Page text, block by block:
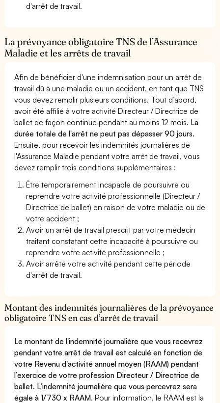
d'arrêt de travail.
La prévoyance obligatoire TNS de l’Assurance
Maladie et les arrêts de travail
Afin de bénéficier d'une indemnisation pour un arrêt de
travail dû à une maladie ou un accident, en tant que TNS
vous devez remplir plusieurs conditions. Tout d’abord,
avoir été affilié à votre activité Directeur / Directrice de
ballet de façon continue pendant au moins 12 mois. La
durée totale de l'arrêt ne peut pas dépasser 90 jours.
Ensuite, pour recevoir les indemnités journalières de
l'Assurance Maladie pendant votre arrêt de travail, vous
devez remplir trois conditions supplémentaires :
Être temporairement incapable de poursuivre ou
reprendre votre activité professionnelle (Directeur /
Directrice de ballet) en raison de votre maladie ou de
votre accident ;
Avoir un arrêt de travail prescrit par votre médecin
traitant constatant cette incapacité à poursuivre ou
reprendre votre activité professionnelle ;
Avoir arrêté votre activité pendant cette période
d'arrêt de travail.
Montant des indemnités journalières de la prévoyance
obligatoire TNS en cas d’arrêt de travail
Le montant de l'indemnité journalière que vous recevrez
pendant votre arrêt de travail est calculé en fonction de
votre Revenu d'activité annuel moyen (RAAM) pendant
l’exercice de votre profession Directeur / Directrice de
ballet. L’indemnité journalière que vous percevrez sera
égale à 1/730 x RAAM. Pour information, le RAAM est la